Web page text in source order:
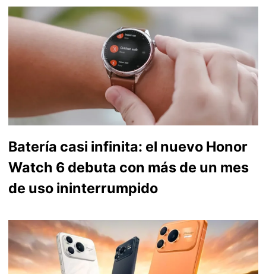
Batería casi infinita: el nuevo Honor
Watch 6 debuta con más de un mes
de uso ininterrumpido